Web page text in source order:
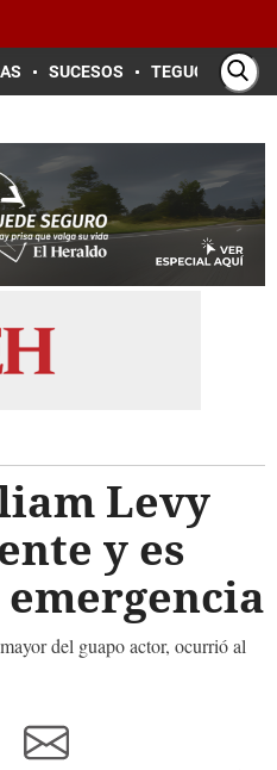
SUCESOS TEGUCIGALPA
Levy
y es
del guapo actor, ocurrió al